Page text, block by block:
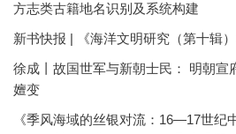
方志类古籍地名识别及系统构建
新书快报 | 《海洋文明研究（第十辑）
徐成丨故国世军与新朝士民： 明朝宣
嬗变
《季风海域的丝银对流：16—17世纪